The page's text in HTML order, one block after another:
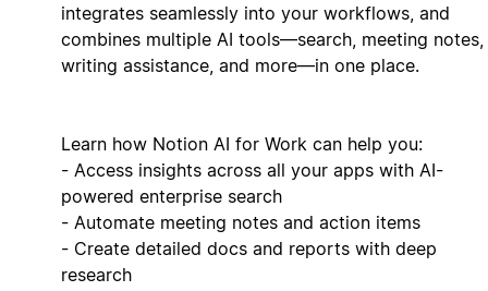
integrates seamlessly into your workflows, and
combines multiple AI tools—search, meeting notes,
writing assistance, and more—in one place.
Learn how Notion AI for Work can help you:
- Access insights across all your apps with AI-
powered enterprise search
- Automate meeting notes and action items
- Create detailed docs and reports with deep
research